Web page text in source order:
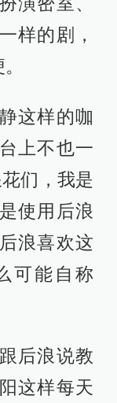
样的剧，
这样的咖
上不也一
们，我是
使用后浪
浪喜欢这
可能自称
后浪说教
这样每天